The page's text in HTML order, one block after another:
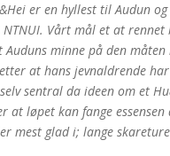
er en hyllest til Audun
Vårt mål et at rennet
minne på den måten
etter at hans jevnaldrende
sentral da ideen om et
at løpet kan fange essensen
mest glad i; lange